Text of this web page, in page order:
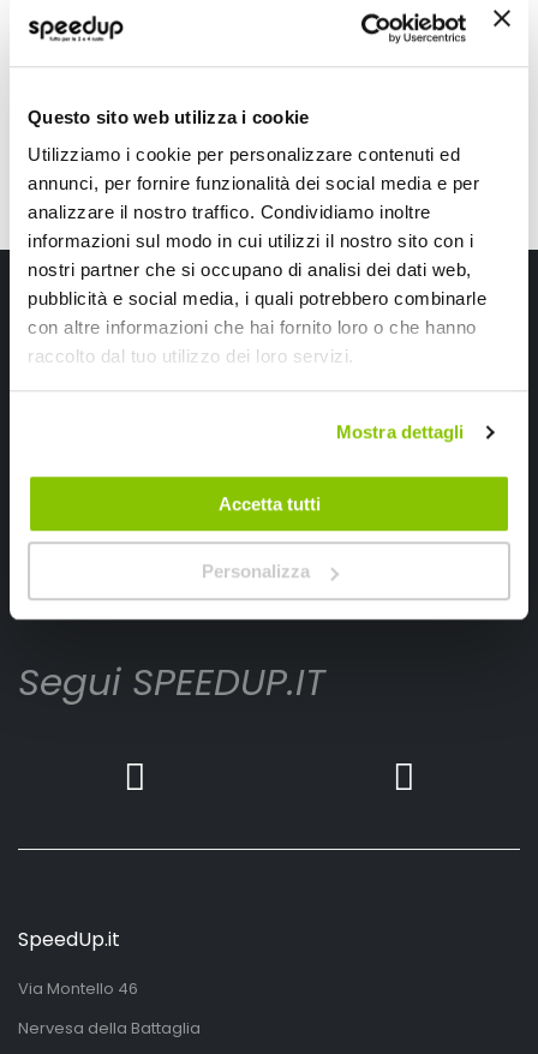
Questo sito web utilizza i cookie
Utilizziamo i cookie per personalizzare contenuti ed
annunci, per fornire funzionalità dei social media e per
analizzare il nostro traffico. Condividiamo inoltre
informazioni sul modo in cui utilizzi il nostro sito con i
nostri partner che si occupano di analisi dei dati web,
pubblicità e social media, i quali potrebbero combinarle
con altre informazioni che hai fornito loro o che hanno
raccolto dal tuo utilizzo dei loro servizi.
Mostra dettagli
Accetta tutti
Personalizza
16,80 €
CONSEGNA IN 48H
Prezzo
speciale
16,40 € -10%
CONSEGNA IN 48H
Iscriviti alla newsletter Speedup
Ricevi subito uno sconto del 10% per il tuo primo acquisto online!
Ho letto e accettato il documentoprivacy policy
Iscrivimi
Segui SPEEDUP.IT
SpeedUp.it
Via Montello 46
Nervesa della Battaglia